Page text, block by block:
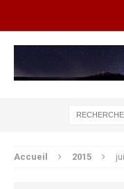
Accueil 2015